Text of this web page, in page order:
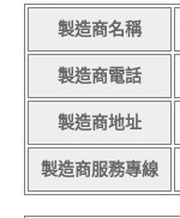
製造商名稱
製造商電話
製造商地址
製造商服務專線